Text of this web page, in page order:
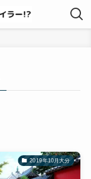
2019年10月大分